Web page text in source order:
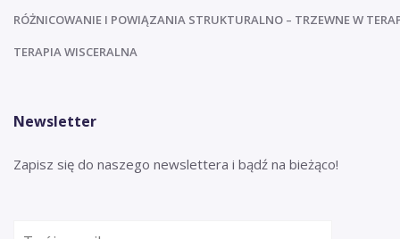
RÓŻNICOWANIE I POWIĄZANIA STRUKTURALNO – TRZEWNE W
TERAPIA WISCERALNA
Newsletter
Zapisz się do naszego newslettera i bądź na bieżąco!